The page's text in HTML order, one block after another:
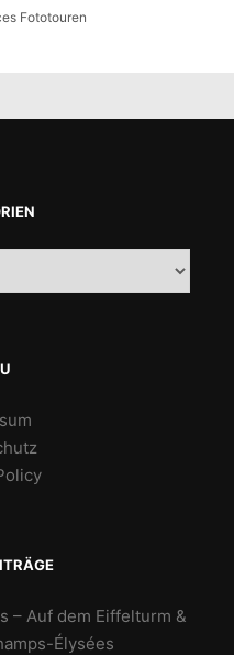
– Auf dem Eiffelturm &
Élysées